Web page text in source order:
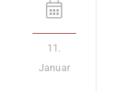
11.
Januar